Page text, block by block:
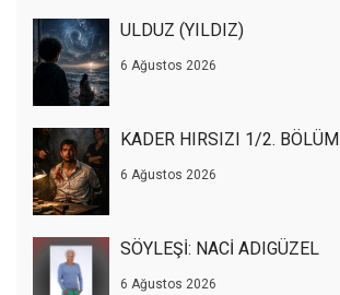
ULDUZ (YILDIZ)
6 Ağustos 2026
KADER HIRSIZI 1/2. BÖLÜM
6 Ağustos 2026
SÖYLEŞİ: NACİ ADIGÜZEL
6 Ağustos 2026